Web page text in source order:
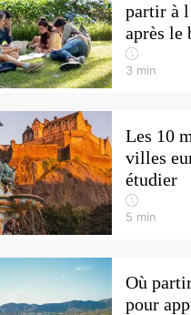
partir à
après le
3 min
Les 10
villes
étudier
5 min
Où
pour